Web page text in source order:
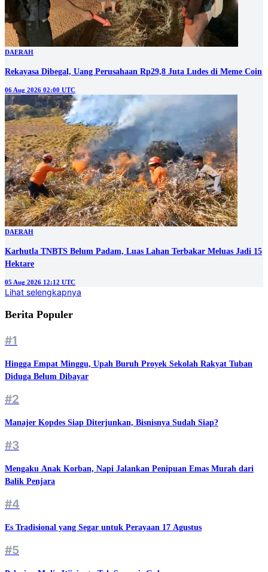
DAERAH
Rekayasa Dibegal, Uang Perusahaan Rp29,8 Juta Ludes di Meme Coin
06 Aug 2026 02:00 UTC
DAERAH
Karhutla TNBTS Belum Padam, Luas Lahan Terbakar Meluas Jadi 15
Hektare
05 Aug 2026 12:12 UTC
Lihat selengkapnya
Berita Populer
#1
Hingga Empat Minggu, Upah Buruh Proyek Sekolah Rakyat Tuban
Diduga Belum Dibayar
#2
Manajer Kopdes Siap Diterjunkan, Bisnisnya Sudah Siap?
#3
Mengaku Anak Korban, Napi Jalankan Penipuan Emas Murah dari
Balik Penjara
#4
Es Tradisional yang Segar untuk Perayaan 17 Agustus
#5